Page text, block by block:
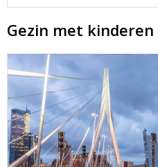
Gezin met kinderen